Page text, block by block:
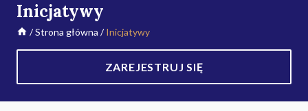
Inicjatywy
/Strona główna /Inicjatywy
ZAREJESTRUJ SIĘ